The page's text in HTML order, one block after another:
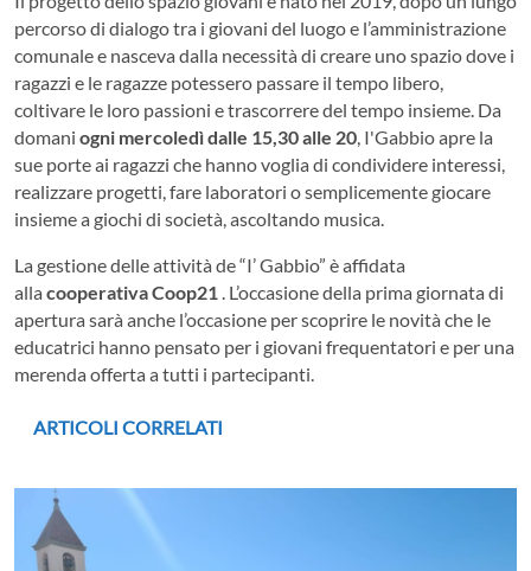
percorso di dialogo tra i giovani del luogo e l’amministrazione
comunale e nasceva dalla necessità di creare uno spazio dove i
ragazzi e le ragazze potessero passare il tempo libero,
coltivare le loro passioni e trascorrere del tempo insieme. Da
domani ogni mercoledì dalle 15,30 alle 20, I'Gabbio apre la
sue porte ai ragazzi che hanno voglia di condividere interessi,
realizzare progetti, fare laboratori o semplicemente giocare
insieme a giochi di società, ascoltando musica.
La gestione delle attività de “I’ Gabbio” è affidata
alla cooperativa Coop21. L’occasione della prima giornata di
apertura sarà anche l’occasione per scoprire le novità che le
educatrici hanno pensato per i giovani frequentatori e per una
merenda offerta a tutti i partecipanti.
ARTICOLI CORRELATI